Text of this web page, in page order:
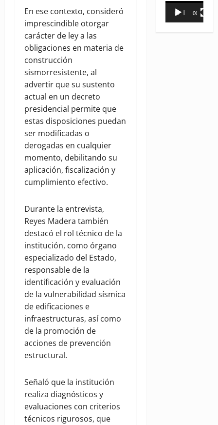
En ese contexto, consideró
imprescindible otorgar
carácter de ley a las
obligaciones en materia de
construcción
sismorresistente, al
advertir que su sustento
actual en un decreto
presidencial permite que
estas disposiciones puedan
ser modificadas o
derogadas en cualquier
momento, debilitando su
aplicación, fiscalización y
cumplimiento efectivo.
Durante la entrevista,
Reyes Madera también
destacó el rol técnico de la
institución, como órgano
especializado del Estado,
responsable de la
identificación y evaluación
de la vulnerabilidad sísmica
de edificaciones e
infraestructuras, así como
de la promoción de
acciones de prevención
estructural.
Señaló que la institución
realiza diagnósticos y
evaluaciones con criterios
técnicos rigurosos, que
Reproductor
00:00 00:31